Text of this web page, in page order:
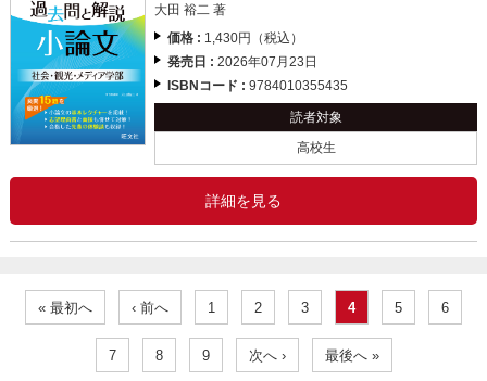
大田 裕二 著
価格 : 1,430円（税込）
発売日 :2026年07月23日
ISBNコード :9784010355435
読者対象
高校生
詳細を見る
« 最初へ ‹ 前へ 1 2 3 4 5 6
7 8 9 次へ › 最後へ »